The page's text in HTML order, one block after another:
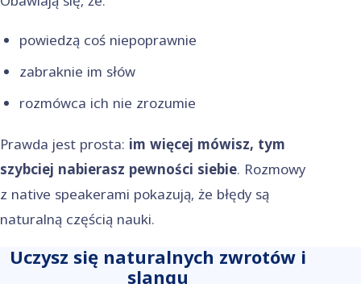
powiedzą coś niepoprawnie
zabraknie im słów
rozmówca ich nie zrozumie
Prawda jest prosta: im więcej mówisz, tym
szybciej nabierasz pewności siebie. Rozmowy
z native speakerami pokazują, że błędy są
naturalną częścią nauki.
Uczysz się naturalnych zwrotów i
slangu